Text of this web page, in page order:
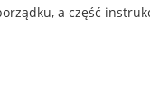
a część